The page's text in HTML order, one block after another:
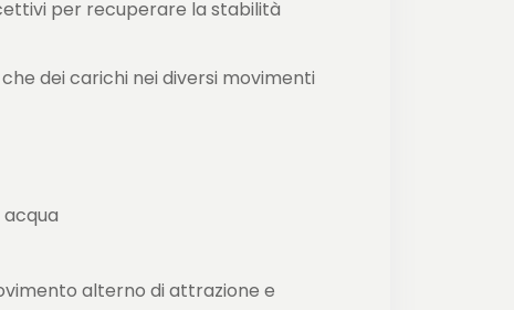
per recuperare la stabilità
dei carichi nei diversi movimenti
alterno di attrazione e